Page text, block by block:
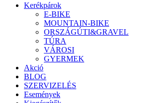
Kerékpárok
E-BIKE
MOUNTAIN-BIKE
ORSZÁGÚTI&GRAVEL
TÚRA
VÁROSI
GYERMEK
Akció
BLOG
SZERVIZELÉS
Események